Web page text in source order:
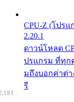
CPU-Z (โปรแ
2.20.1
ดาวน์โหลด
ปรแกรม ที่ทุก
มถึงบอกค่าต่า
รี